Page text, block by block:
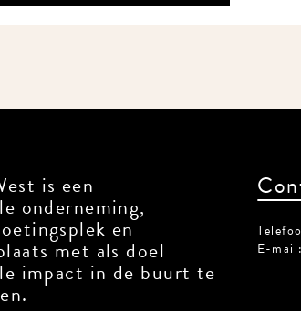
is een
onderneming,
en
met als doel
impact in de buurt te
E-mail: